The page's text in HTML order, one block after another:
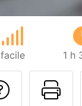
facile 1 h
Poser